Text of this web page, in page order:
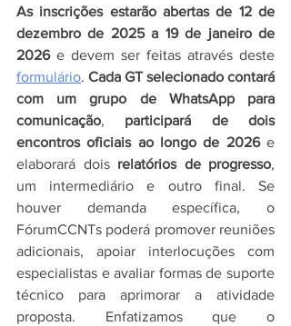
As inscrições estarão abertas de 12 de
dezembro de 2025 a 19 de janeiro de
2026
formulário. Cada GT selecionado contará
com um grupo de WhatsApp para
comunicação, participará de dois
encontros oficiais ao longo de 2026 e
elaborará dois relatórios de progresso,
um intermediário e outro final. Se
houver demanda específica, o
FórumCCNTs poderá promover reuniões
adicionais, apoiar interlocuções com
especialistas e avaliar formas de suporte
técnico para aprimorar a atividade
proposta. Enfatizamos que o